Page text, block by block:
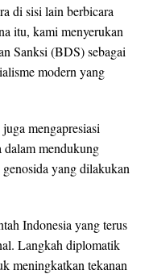
di sisi lain berbicara
itu, kami menyerukan
Sanksi (BDS) sebagai
modern yang
mengapresiasi
dalam mendukung
yang dilakukan
Indonesia yang terus
Langkah diplomatik
meningkatkan tekanan